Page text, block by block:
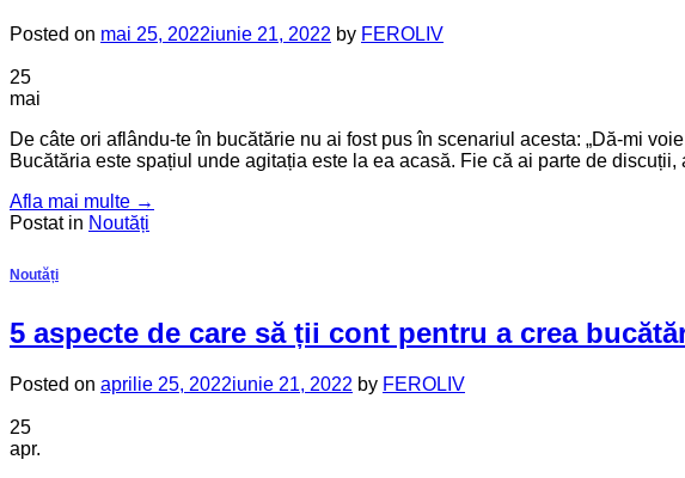
Posted on mai 25, 2022iunie 21, 2022 by FEROLIV
25
mai
De câte ori aflându-te în bucătărie nu ai fost pus în scenariul acesta: „Dă-mi
Bucătăria este spațiul unde agitația este la ea acasă. Fie că ai parte de
Afla mai multe →
Postat in Noutăți
Noutăți
5 aspecte de care să ții cont pentru a crea
Posted on aprilie 25, 2022iunie 21, 2022 by FEROLIV
25
apr.